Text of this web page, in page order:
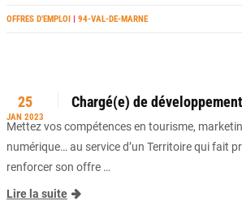
OFFRES D’EMPLOI | 94-VAL-DE-MARNE
25
JAN 2023
Chargé(e) de
Mettez vos compétences en tourisme,
numérique… au service d’un Territoire qui fait
renforcer son offre …
Lire la suite